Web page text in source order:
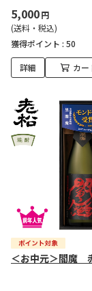
5,000円
(送料・税込)
獲得ポイント : 50
詳細 カー
＜お中元＞閻魔